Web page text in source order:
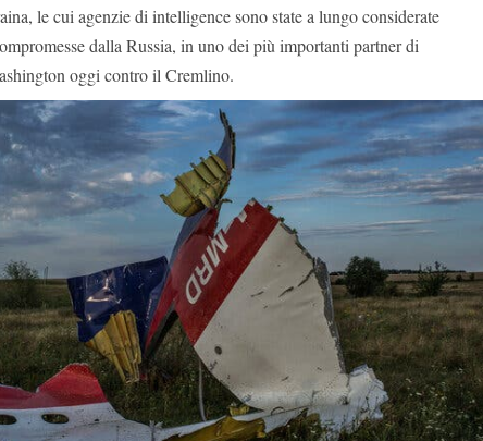
le cui agenzie di intelligence sono state a lungo considerate
dalla Russia, in uno dei più importanti partner di
oggi contro il Cremlino.